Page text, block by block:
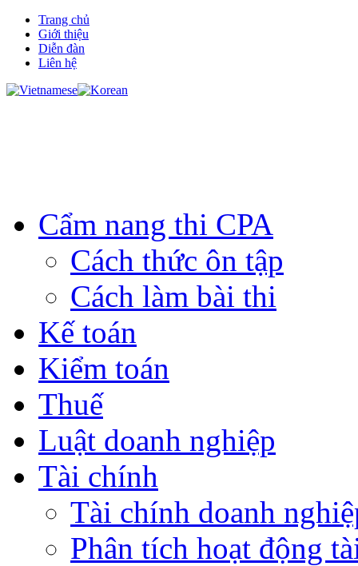
Trang chủ
Giới thiệu
Diễn đàn
Liên hệ
Cẩm nang thi CPA
Cách thức ôn tập
Cách làm bài thi
Kế toán
Kiểm toán
Thuế
Luật doanh nghiệp
Tài chính
Tài chính doanh
Phân tích hoạt động